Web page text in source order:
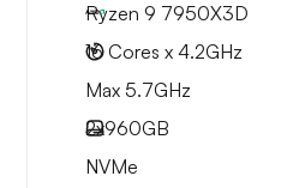
Ryzen 9 7950X3D
16 Cores x 4.2GHz
Max 5.7GHz
2x960GB
NVMe